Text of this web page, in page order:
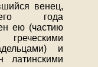
венец,
года
ею (частию
и
латинскими